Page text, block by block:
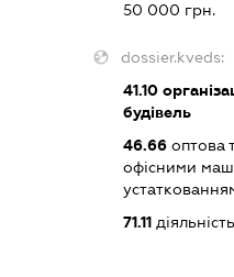
50 000 грн.
dossier.kveds:
41.10
будівель
46.66 оптова
офісними
71.11